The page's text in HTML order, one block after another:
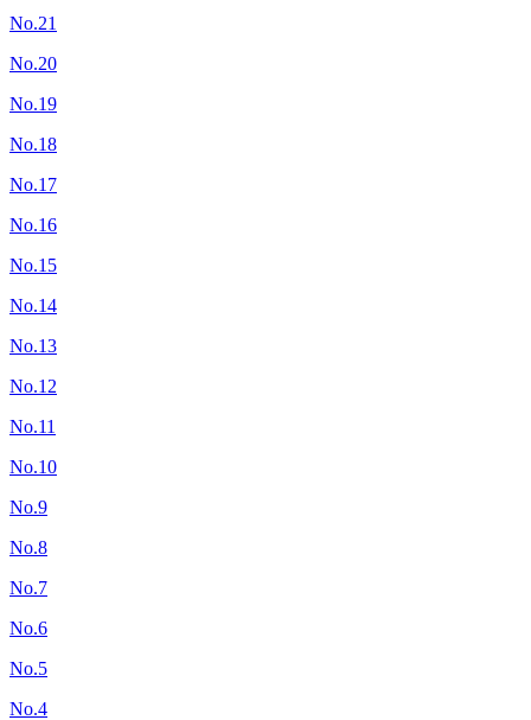
No.21
No.20
No.19
No.18
No.17
No.16
No.15
No.14
No.13
No.12
No.11
No.10
No.9
No.8
No.7
No.6
No.5
No.4